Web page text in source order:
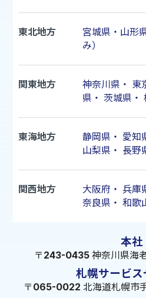
東北地方
宮城県・山形
み）
関東地方 神奈川県 ・ 東
県 ・ 茨城県 ・
東海地方 静岡県 ・ 愛知
山梨県 ・ 長野
関西地方 大阪府 ・ 兵庫
奈良県 ・ 和歌
本社
〒243-0435 神奈川県海
札幌サービス
〒065-0022 北海道札幌市